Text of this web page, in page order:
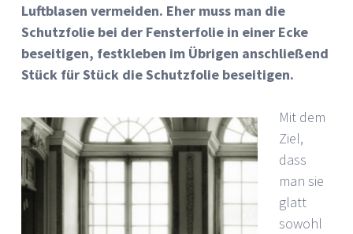
Luftblasen vermeiden. Eher muss man die
Schutzfolie bei der Fensterfolie in einer Ecke
beseitigen, festkleben im Übrigen anschließend
Stück für Stück die Schutzfolie beseitigen.
Mit dem
Ziel,
dass
man sie
glatt
sowohl